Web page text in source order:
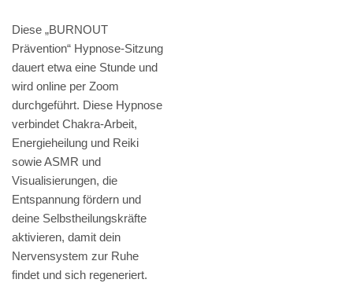
Diese „BURNOUT
Prävention“ Hypnose-Sitzung
dauert etwa eine Stunde und
wird online per Zoom
durchgeführt. Diese Hypnose
verbindet Chakra-Arbeit,
Energieheilung und Reiki
sowie ASMR und
Visualisierungen, die
Entspannung fördern und
deine Selbstheilungskräfte
aktivieren, damit dein
Nervensystem zur Ruhe
findet und sich regeneriert.